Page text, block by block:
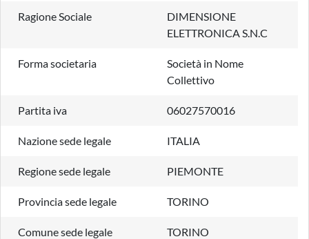
Ragione Sociale
DIMENSIONE
ELETTRONICA S.N.C
Forma societaria
Società in Nome
Collettivo
Partita iva 06027570016
Nazione sede legale ITALIA
Regione sede legale PIEMONTE
Provincia sede legale TORINO
Comune sede legale TORINO